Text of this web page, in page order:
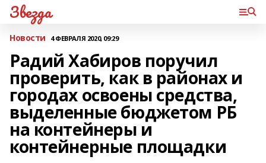
Звезда
Новости 4 ФЕВРАЛЯ 2020, 09:29
Радий Хабиров поручил
проверить, как в районах и
городах освоены средства,
выделенные бюджетом РБ
на контейнеры и
контейнерные площадки